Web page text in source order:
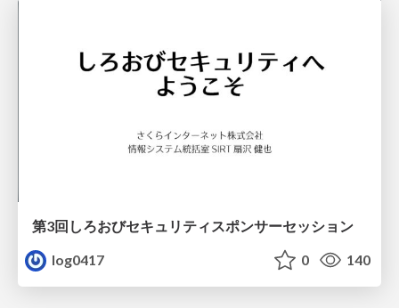
第3回しろおびセキュリティスポンサーセッション
log0417
0 140